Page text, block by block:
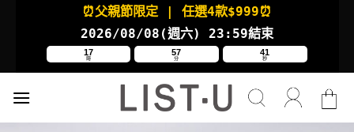
⏰父親節限定 | 任選4款$999⏰
2026/08/08(週六) 23:59結束
17
時
57
分
41
秒